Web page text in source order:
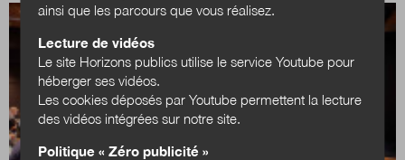
ainsi que les parcours que vous réalisez.
Lecture de vidéos
Le site Horizons publics utilise le service Youtube pour
héberger ses vidéos.
Les cookies déposés par Youtube permettent la lecture
des vidéos intégrées sur notre site.
Politique « Zéro publicité »